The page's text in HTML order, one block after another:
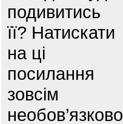
подивитись
її? Натискати
на ці
посилання
зовсім
необов’язково